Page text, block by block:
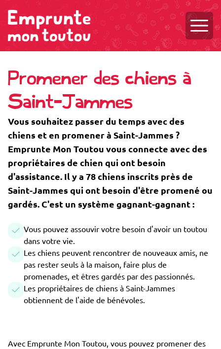
Promener des chiens à
Saint-Jammes
Vous souhaitez passer du temps avec des
chiens et en promener à Saint-Jammes ?
Emprunte Mon Toutou vous connecte avec des
propriétaires de chien qui ont besoin
d'assistance. Il y a 78 chiens inscrits près de
Saint-Jammes qui ont besoin d'être promené ou
gardés. C'est un système gagnant-gagnant :
Vous pouvez assouvir votre besoin d'avoir un toutou
dans votre vie.
Les chiens peuvent rencontrer de nouveaux amis, ne
pas rester seuls à la maison, faire plus de
promenades, et êtres gardés par des passionnés.
Les propriétaires de chiens à Saint-Jammes
obtiennent de l'aide de bénévoles.
Avec Emprunte Mon Toutou, vous pouvez promener des